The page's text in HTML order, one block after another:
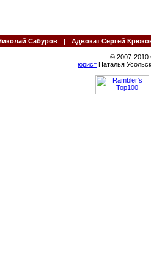
Сабуров | Адвокат Сергей
© 2007-
юрист Наталья